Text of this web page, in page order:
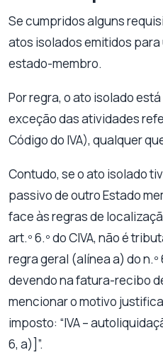
Se cumpridos alguns
atos isolados emitidos
estado-membro.
Por regra, o ato isolado
exceção das atividades
Código do IVA), qualquer
Contudo, se o ato isolado
passivo de outro Estado
face às regras de
art.º 6.º do CIVA, não é
regra geral (alínea a) do n.º
devendo na fatura-recibo
mencionar o motivo
imposto: “IVA –
6, a)]”.